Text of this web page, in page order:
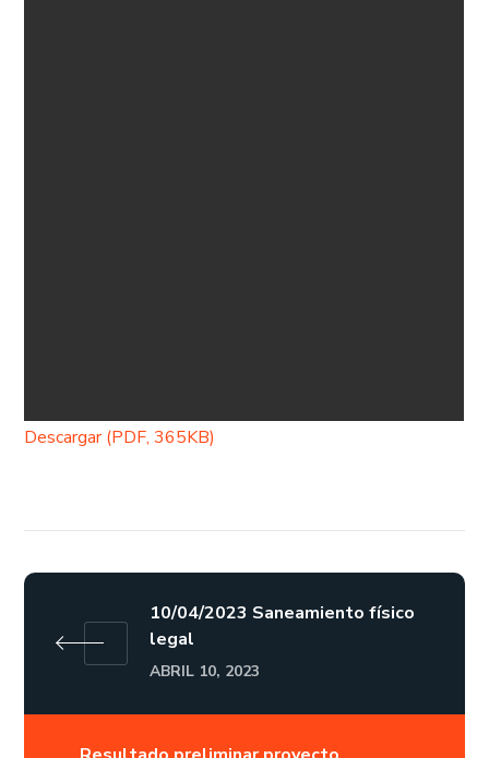
Descargar (PDF, 365KB)
10/04/2023 Saneamiento físico
legal
ABRIL 10, 2023